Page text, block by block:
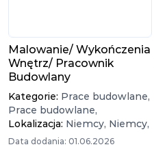
Malowanie/ Wykończenia
Wnętrz/ Pracownik
Budowlany
Kategorie: Prace budowlane,
Prace budowlane,
Lokalizacja: Niemcy, Niemcy,
Data dodania: 01.06.2026